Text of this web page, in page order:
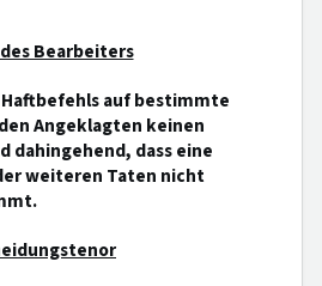
Bearbeiters
auf bestimmte
Angeklagten keinen
dass eine
weiteren Taten nicht